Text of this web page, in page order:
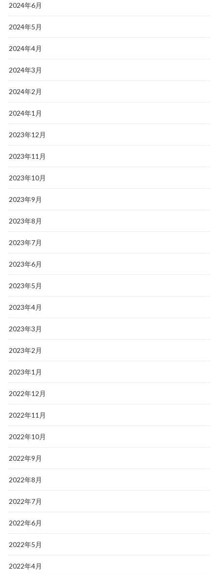
2024年6月
2024年5月
2024年4月
2024年3月
2024年2月
2024年1月
2023年12月
2023年11月
2023年10月
2023年9月
2023年8月
2023年7月
2023年6月
2023年5月
2023年4月
2023年3月
2023年2月
2023年1月
2022年12月
2022年11月
2022年10月
2022年9月
2022年8月
2022年7月
2022年6月
2022年5月
2022年4月